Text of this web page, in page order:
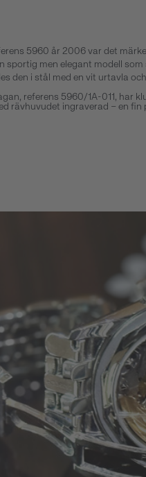
5960 år 2006 var det
sportig men elegant modell
den i stål med en vit urtavla
referens 5960/1A-011, har
rävhuvudet ingraverad – en